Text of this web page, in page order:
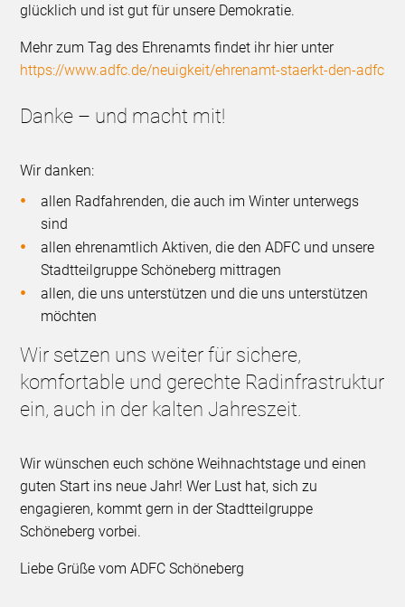
glücklich und ist gut für unsere Demokratie.
Mehr zum Tag des Ehrenamts findet ihr hier unter
https://www.adfc.de/neuigkeit/ehrenamt-staerkt-den-adfc
Danke – und macht mit!
Wir danken:
allen Radfahrenden, die auch im Winter unterwegs
sind
allen ehrenamtlich Aktiven, die den ADFC und unsere
Stadtteilgruppe Schöneberg mittragen
allen, die uns unterstützen und die uns unterstützen
möchten
Wir setzen uns weiter für sichere,
komfortable und gerechte Radinfrastruktur
ein, auch in der kalten Jahreszeit.
Wir wünschen euch schöne Weihnachtstage und einen
guten Start ins neue Jahr! Wer Lust hat, sich zu
engagieren, kommt gern in der Stadtteilgruppe
Schöneberg vorbei.
Liebe Grüße vom ADFC Schöneberg